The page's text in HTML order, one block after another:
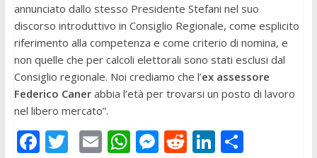
annunciato dallo stesso Presidente Stefani nel suo
discorso introduttivo in Consiglio Regionale, come esplicito
riferimento alla competenza e come criterio di nomina, e
non quelle che per calcoli elettorali sono stati esclusi dal
Consiglio regionale. Noi crediamo che l’ex assessore
Federico Canerabbia l’età per trovarsi un posto di lavoro
nel libero mercato”.
F T E W M R Li C